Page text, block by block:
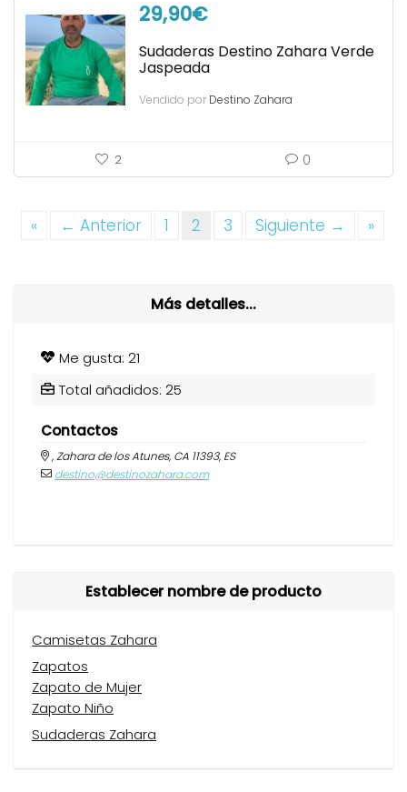
29,90€
Sudaderas Destino Zahara Verde
Jaspeada
Vendido por Destino Zahara
2 0
« ← Anterior 1 2 3 Siguiente → »
Más detalles...
Me gusta: 21
Total añadidos: 25
Contactos
, Zahara de los Atunes, CA 11393, ES
destino@destinozahara.com
Establecer nombre de producto
Camisetas Zahara
Zapatos
Zapato de Mujer
Zapato Niño
Sudaderas Zahara